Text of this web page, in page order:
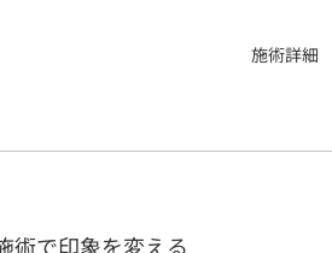
施術詳細
術で印象を変える